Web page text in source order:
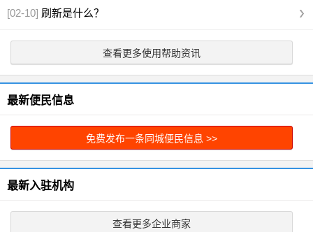
[02-10] 刷新是什么？
查看更多使用帮助资讯
最新便民信息
免费发布一条同城便民信息 >>
最新入驻机构
查看更多企业商家